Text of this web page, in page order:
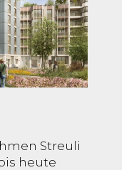
Streuli
heute